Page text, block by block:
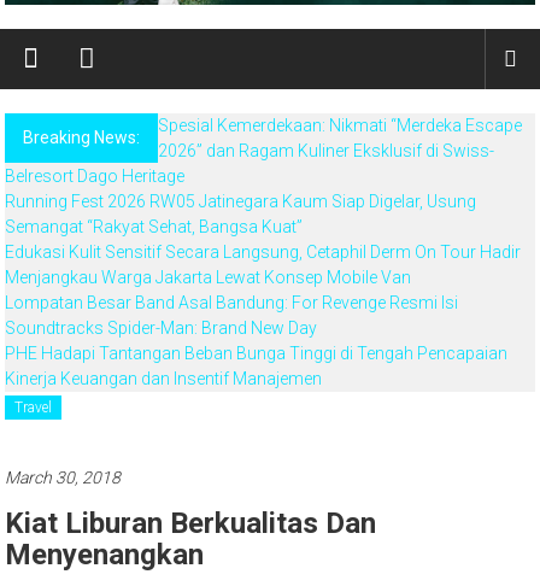
Breaking News:
Spesial Kemerdekaan: Nikmati “Merdeka Escape
2026” dan Ragam Kuliner Eksklusif di Swiss-
Belresort Dago Heritage
Running Fest 2026 RW05 Jatinegara Kaum Siap Digelar, Usung
Semangat “Rakyat Sehat, Bangsa Kuat”
Edukasi Kulit Sensitif Secara Langsung, Cetaphil Derm On Tour Hadir
Menjangkau Warga Jakarta Lewat Konsep Mobile Van
Lompatan Besar Band Asal Bandung: For Revenge Resmi Isi
Soundtracks Spider-Man: Brand New Day
PHE Hadapi Tantangan Beban Bunga Tinggi di Tengah Pencapaian
Kinerja Keuangan dan Insentif Manajemen
Travel
March 30, 2018
Kiat Liburan Berkualitas Dan
Menyenangkan